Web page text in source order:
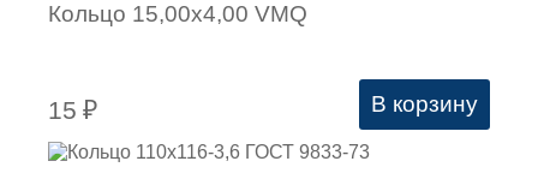
Кольцо 15,00х4,00 VMQ
15 ₽ В корзину